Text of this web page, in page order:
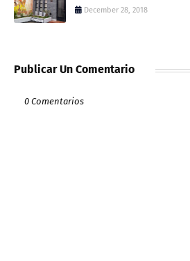
December 28, 2018
Publicar Un Comentario
0 Comentarios